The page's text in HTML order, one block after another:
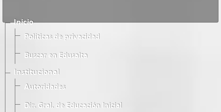
Inicio
Políticas de privacidad
Buscar en Edusalta
Institucional
Autoridades
Dir. Gral. de Educación Inicial